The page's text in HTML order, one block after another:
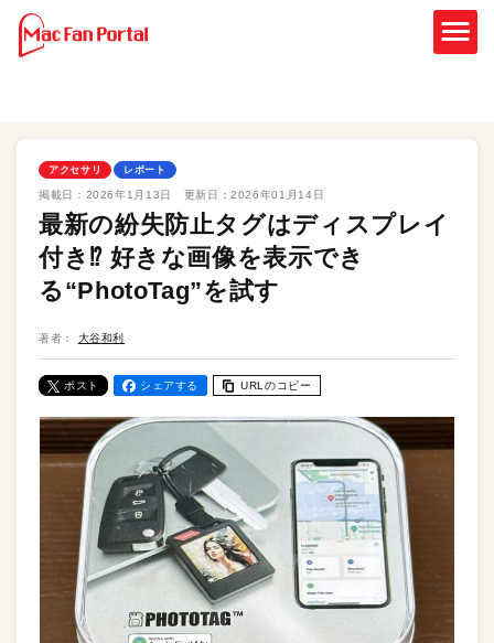
アクセサリ レポート
掲載日： 2026年1月13日 更新日：2026年01月14日
最新の紛失防止タグはディスプレイ
付き⁉︎ 好きな画像を表示でき
る“PhotoTag”を試す
著者： 大谷和利
ポスト シェアする URLのコピー